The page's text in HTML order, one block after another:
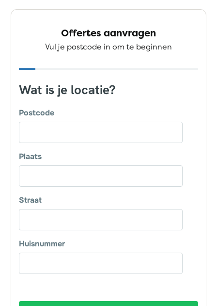
Offertes aanvragen
Vul je postcode in om te beginnen